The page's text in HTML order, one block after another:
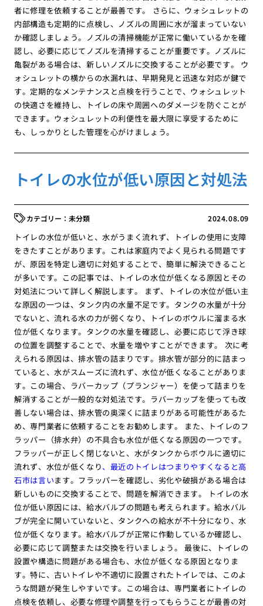
者に修理を依頼することが最善です。 さらに、ウォシュレットの
内部構造も定期的に点検し、ノズルの周囲に水が溜まっていない
か確認しましょう。ノズルの清掃機能が正常に働いているかを確
認し、必要に応じてノズルを清掃することが重要です。ノズルに
亀裂がある場合は、新しいノズルに交換することが必要です。 ウ
ォシュレットの横からの水漏れは、早期発見と迅速な対応が鍵で
す。定期的なメンテナンスと点検を行うことで、ウォシュレット
の快適さを維持し、トイレの床や周囲へのダメージを防ぐことが
できます。ウォシュレットの利便性を最大限に享受するために
も、しっかりとした管理を心がけましょう。
トイレの水位が低い原因と対処法
2024.08.09
未分類
トイレの水位が低いと、水がうまく流れず、トイレの使用に支障
をきたすことがあります。これは家庭内でよく見られる問題です
が、原因を特定し適切に対処することで、簡単に解決できること
が多いです。この記事では、トイレの水位が低くなる原因とその
対処法について詳しく解説します。 まず、トイレの水位が低い主
な原因の一つは、タンク内の水量不足です。タンクの水量が十分
でないと、流れる水の力が弱くなり、トイレのボウルに溜まる水
位が低くなります。タンクの水量を確認し、必要に応じて浮き球
の位置を調整することで、水量を増やすことができます。 次に考
えられる原因は、排水管の詰まりです。排水管が部分的に詰まっ
ていると、水がスムーズに流れず、水位が低くなることがありま
す。この場合、ラバーカップ（プランジャー）を使って詰まりを
解消することが一般的な対処法です。ラバーカップを使っても改
善しない場合は、排水管の奥深くに詰まりがある可能性があるた
め、専門業者に依頼することをお勧めします。 また、トイレのフ
ラッパー（排水弁）の不具合も水位が低くなる原因の一つです。
フラッパーが正しく閉じないと、水がタンクからボウルに適切に
流れず、水位が低くなり、最近のトイレはつまりやすくなると高
石市は言います。フラッパーを確認し、劣化や破損がある場合は
新しいものに交換することで、問題を解消できます。 トイレの水
位が低い原因には、給水バルブの問題も考えられます。給水バル
ブが完全に開いていないと、タンクへの給水が不十分になり、水
位が低くなります。給水バルブが正常に作動しているか確認し、
必要に応じて調整または交換を行いましょう。 最後に、トイレの
設置や構造に問題がある場合も、水位が低くなる原因となりま
す。特に、古いトイレや不適切に設置されたトイレでは、このよ
うな問題が発生しやすいです。この場合は、専門業者にトイレの
点検を依頼し、必要な修理や調整を行ってもらうことが最善の対